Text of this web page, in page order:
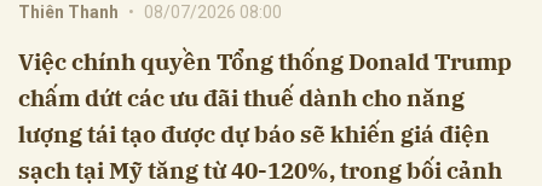
Thiên Thanh • 08/07/2026 08:00
Việc chính quyền Tổng thống Donald Trump
chấm dứt các ưu đãi thuế dành cho năng
lượng tái tạo được dự báo sẽ khiến giá điện
sạch tại Mỹ tăng từ 40-120%, trong bối cảnh